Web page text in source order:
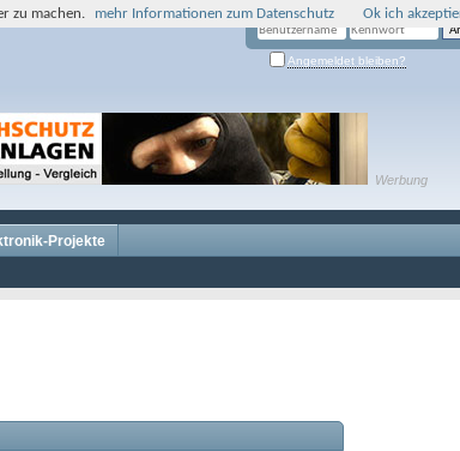
Angemeldet bleiben?
Werbung
Projekte
zu machen. mehr Informationen zum Datenschutz Ok ich